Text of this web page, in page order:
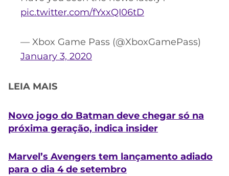
pic.twitter.com/fYxxQI06tD
— Xbox Game Pass (@XboxGamePass)
January 3, 2020
LEIA MAIS
Novo jogo do Batman deve chegar só na
próxima geração, indica insider
Marvel’s Avengers tem lançamento adiado
para o dia 4 de setembro